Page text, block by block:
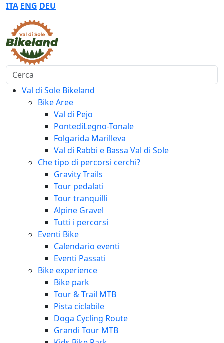
ITA ENG DEU
Cerca
Val di Sole Bikeland
Bike Aree
Val di Pejo
PontediLegno-Tonale
Folgarida Marilleva
Val di Rabbi e Bassa Val di Sole
Che tipo di percorsi cerchi?
Gravity Trails
Tour pedalati
Tour tranquilli
Alpine Gravel
Tutti i percorsi
Eventi Bike
Calendario eventi
Eventi Passati
Bike experience
Bike park
Tour & Trail MTB
Pista ciclabile
Doga Cycling Route
Grandi Tour MTB